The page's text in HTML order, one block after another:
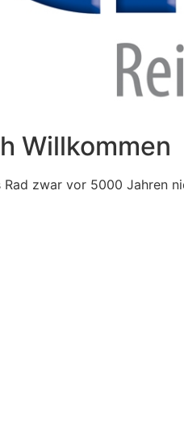
Willkommen
Rad zwar vor 5000 Jahren